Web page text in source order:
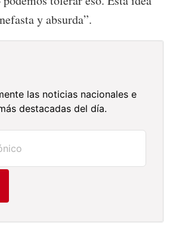
y absurda”.
las noticias nacionales e
destacadas del día.